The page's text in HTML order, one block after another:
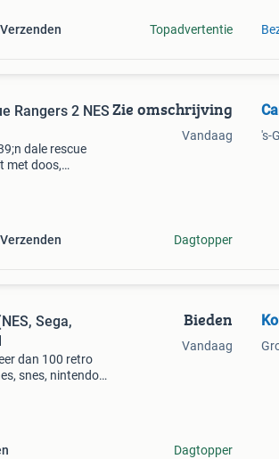
Topadvertentie
Rangers 2 NES
dale rescue
met doos,
Zie omschrijving
Vandaag
Dagtopper
's-
Sega,
dan 100 retro
snes, nintendo
Bieden
Vandaag
Dagtopper